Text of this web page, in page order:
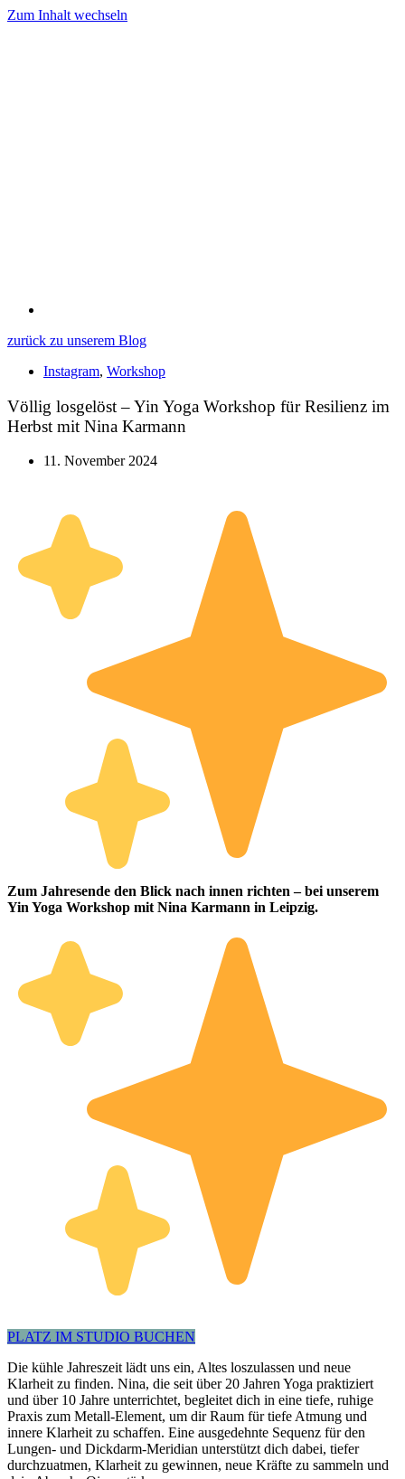
Zum Inhalt wechseln
zurück zu unserem Blog
Instagram, Workshop
Völlig losgelöst – Yin Yoga Workshop für Resilienz im
Herbst mit Nina Karmann
11. November 2024
Zum Jahresende den Blick nach innen richten – bei unserem
Yin Yoga Workshop mit Nina Karmann in Leipzig.
PLATZ IM STUDIO BUCHEN
Die kühle Jahreszeit lädt uns ein, Altes loszulassen und neue
Klarheit zu finden. Nina, die seit über 20 Jahren Yoga praktiziert
und über 10 Jahre unterrichtet, begleitet dich in eine tiefe, ruhige
Praxis zum Metall-Element, um dir Raum für tiefe Atmung und
innere Klarheit zu schaffen. Eine ausgedehnte Sequenz für den
Lungen- und Dickdarm-Meridian unterstützt dich dabei, tiefer
durchzuatmen, Klarheit zu gewinnen, neue Kräfte zu sammeln und